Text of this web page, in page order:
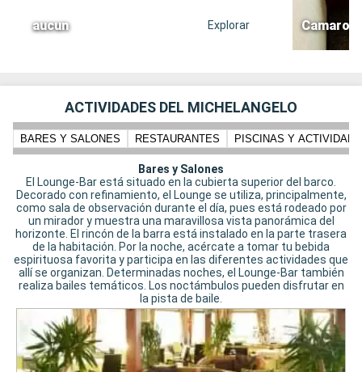
aucun Explorar
ACTIVIDADES DEL MICHELANGELO
BARES Y SALONES RESTAURANTES PISCINAS Y
Bares y Salones
El Lounge-Bar está situado en la cubierta superior del barco.
Decorado con refinamiento, el Lounge se utiliza, principalmente,
como sala de observación durante el día, pues está rodeado por
un mirador y muestra una maravillosa vista panorámica del
horizonte. El rincón de la barra está instalado en la parte trasera
de la habitación. Por la noche, acércate a tomar tu bebida
espirituosa favorita y participa en las diferentes actividades que
allí se organizan. Determinadas noches, el Lounge-Bar también
realiza bailes temáticos. Los noctámbulos pueden disfrutar en
la pista de baile.